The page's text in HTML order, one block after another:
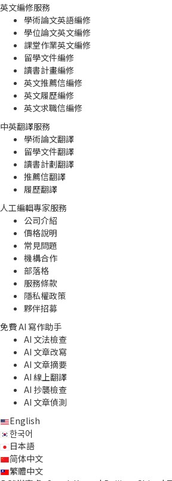
英文編修服務
學術論文英語編修
學位論文英文編修
課堂作業英文編修
留學文件編修
讀書計畫編修
英文推薦信編修
英文履歷編修
英文求職信編修
中英翻譯服務
學術論文翻譯
留學文件翻譯
讀書計劃翻譯
推薦信翻譯
履歷翻譯
人工編輯專家服務
公司介紹
價格說明
常見問題
機構合作
部落格
服務條款
隱私權政策
夥伴招募
免費 AI 寫作助手
AI 文法檢查
AI 文章改寫
AI 文章摘要
AI 線上翻譯
AI 抄襲檢查
AI 文章偵測
English
한국어
日本語
简体中文
繁體中文